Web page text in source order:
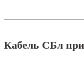
Кабель СБл